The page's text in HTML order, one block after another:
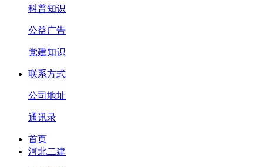
科普知识
公益广告
党建知识
联系方式
公司地址
通讯录
首页
河北二建